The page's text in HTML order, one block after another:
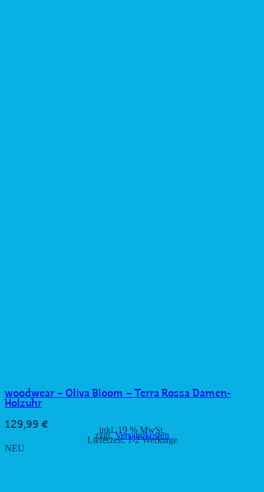
woodwear – Oliva Bloom – Terra Rossa Damen-
Holzuhr
129,99 € inkl. 19 % MwSt.
zzgl.Versandkosten
Lieferzeit:1-2 Werktage
NEU